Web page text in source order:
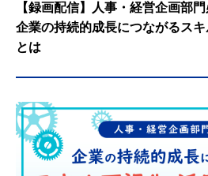
【録画配信】人事・経営企画部門
企業の持続的成長につながるス
とは